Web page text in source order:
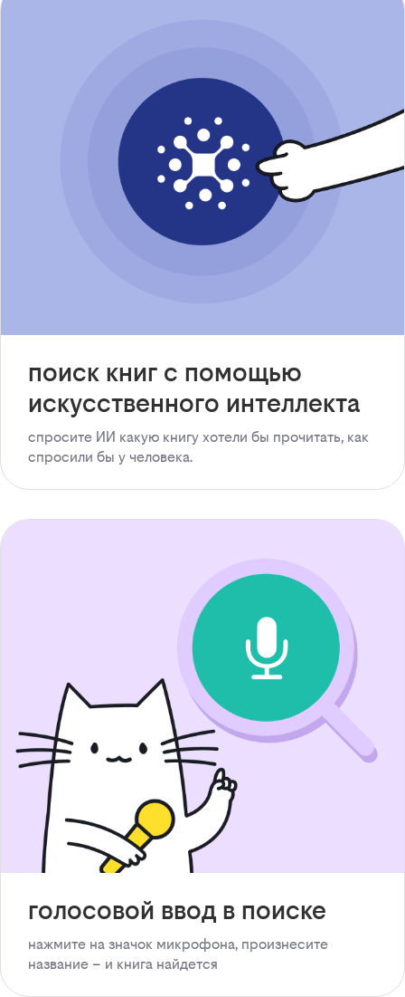
поиск книг с помощью
искусственного интеллекта
спросите ИИ какую книгу хотели бы прочитать, как
спросили бы у человека.
голосовой ввод в поиске
нажмите на значок микрофона, произнесите
название – и книга найдется